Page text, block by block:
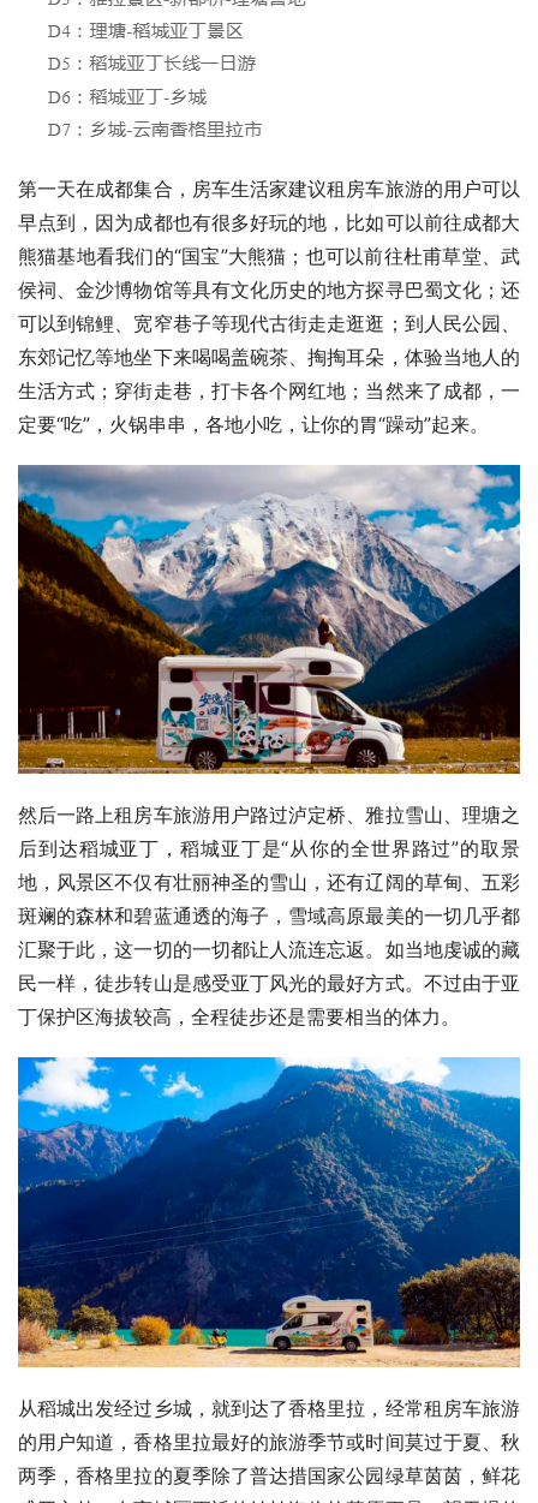
第一天在成都集合，房车生活家建议租房车旅游的用户可以
早点到，因为成都也有很多好玩的地，比如可以前往成都大
熊猫基地看我们的“国宝”大熊猫；也可以前往杜甫草堂、武
侯祠、金沙博物馆等具有文化历史的地方探寻巴蜀文化；还
可以到锦鲤、宽窄巷子等现代古街走走逛逛；到人民公园、
东郊记忆等地坐下来喝喝盖碗茶、掏掏耳朵，体验当地人的
生活方式；穿街走巷，打卡各个网红地；当然来了成都，一
定要“吃”，火锅串串，各地小吃，让你的胃“躁动”起来。
然后一路上租房车旅游用户路过泸定桥、雅拉雪山、理塘之
后到达稻城亚丁，稻城亚丁是“从你的全世界路过”的取景
地，风景区不仅有壮丽神圣的雪山，还有辽阔的草甸、五彩
斑斓的森林和碧蓝通透的海子，雪域高原最美的一切几乎都
汇聚于此，这一切的一切都让人流连忘返。如当地虔诚的藏
民一样，徒步转山是感受亚丁风光的最好方式。不过由于亚
丁保护区海拔较高，全程徒步还是需要相当的体力。
从稻城出发经过乡城，就到达了香格里拉，经常租房车旅游
的用户知道，香格里拉最好的旅游季节或时间莫过于夏、秋
两季，香格里拉的夏季除了普达措国家公园绿草茵茵，鲜花